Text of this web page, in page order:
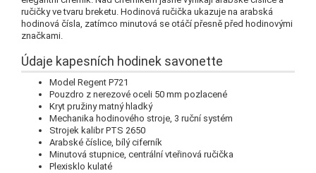
ručičky ve tvaru breketu. Hodinová ručička ukazuje na arabská
hodinová čísla, zatímco minutová se otáčí přesně před hodinovými
značkami.
Údaje kapesních hodinek savonette
Model Regent P721
Pouzdro z nerezové oceli 50 mm pozlacené
Kryt pružiny matný hladký
Mechanika hodinového stroje, 3 ruční systém
Strojek kalibr PTS 2650
Arabské číslice, bílý ciferník
Minutová stupnice, centrální vteřinová ručička
Plexisklo kulaté